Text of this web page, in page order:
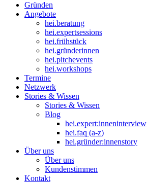
Gründen
Angebote
hei.beratung
hei.expertsessions
hei.frühstück
hei.gründerinnen
hei.pitchevents
hei.workshops
Termine
Netzwerk
Stories & Wissen
Stories & Wissen
Blog
hei.expert:inneninterview
hei.faq (a-z)
hei.gründer:innenstory
Über uns
Über uns
Kundenstimmen
Kontakt